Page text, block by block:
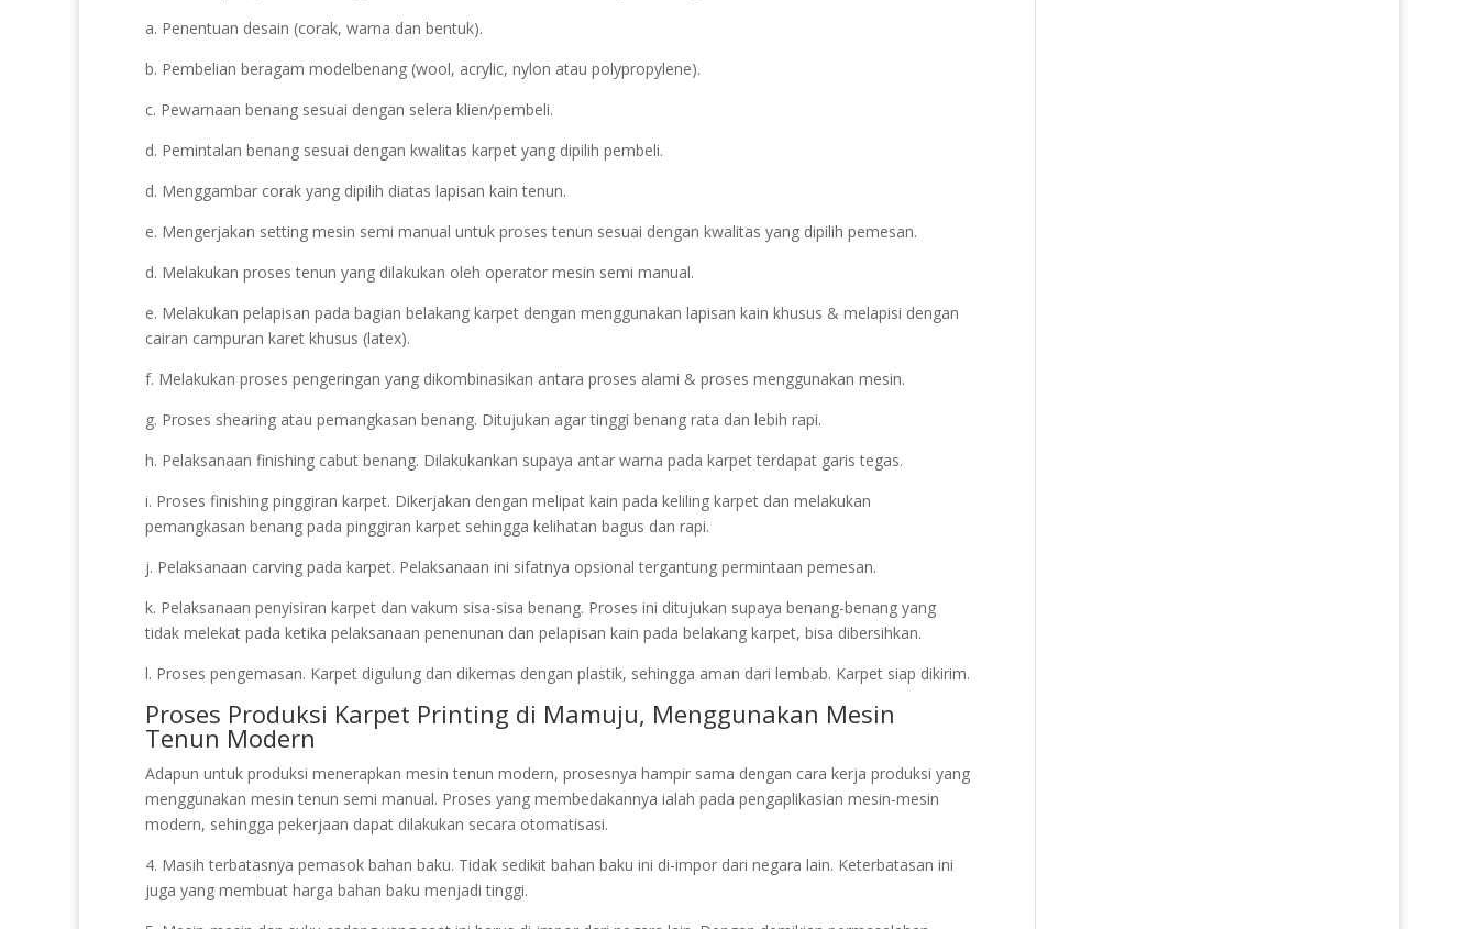
a. Penentuan desain (corak, warna dan bentuk).
b. Pembelian beragam modelbenang (wool, acrylic, nylon atau polypropylene).
c. Pewarnaan benang sesuai dengan selera klien/pembeli.
d. Pemintalan benang sesuai dengan kwalitas karpet yang dipilih pembeli.
d. Menggambar corak yang dipilih diatas lapisan kain tenun.
e. Mengerjakan setting mesin semi manual untuk proses tenun sesuai dengan kwalitas yang dipilih pemesan.
d. Melakukan proses tenun yang dilakukan oleh operator mesin semi manual.
e. Melakukan pelapisan pada bagian belakang karpet dengan menggunakan lapisan kain khusus & melapisi dengan
cairan campuran karet khusus (latex).
f. Melakukan proses pengeringan yang dikombinasikan antara proses alami & proses menggunakan mesin.
g. Proses shearing atau pemangkasan benang. Ditujukan agar tinggi benang rata dan lebih rapi.
h. Pelaksanaan finishing cabut benang. Dilakukankan supaya antar warna pada karpet terdapat garis tegas.
i. Proses finishing pinggiran karpet. Dikerjakan dengan melipat kain pada keliling karpet dan melakukan
pemangkasan benang pada pinggiran karpet sehingga kelihatan bagus dan rapi.
j. Pelaksanaan carving pada karpet. Pelaksanaan ini sifatnya opsional tergantung permintaan pemesan.
k. Pelaksanaan penyisiran karpet dan vakum sisa-sisa benang. Proses ini ditujukan supaya benang-benang yang
tidak melekat pada ketika pelaksanaan penenunan dan pelapisan kain pada belakang karpet, bisa dibersihkan.
l. Proses pengemasan. Karpet digulung dan dikemas dengan plastik, sehingga aman dari lembab. Karpet siap dikirim.
Proses Produksi Karpet Printing di Mamuju, Menggunakan Mesin
Tenun Modern
Adapun untuk produksi menerapkan mesin tenun modern, prosesnya hampir sama dengan cara kerja produksi yang
menggunakan mesin tenun semi manual. Proses yang membedakannya ialah pada pengaplikasian mesin-mesin
modern, sehingga pekerjaan dapat dilakukan secara otomatisasi.
4. Masih terbatasnya pemasok bahan baku. Tidak sedikit bahan baku ini di-impor dari negara lain. Keterbatasan ini
juga yang membuat harga bahan baku menjadi tinggi.